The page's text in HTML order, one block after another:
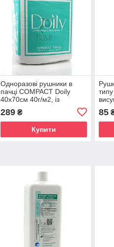
Одноразові рушники в
пачці COMPACT Doily
40х70см 40г/м2, із
спанлейсу, гладкі/сітка, 50
шт/уп
289₴
Купити
типу
85